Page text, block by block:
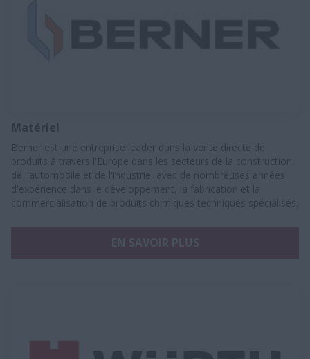
Matériel
Berner est une entreprise leader dans la vente directe de
produits à travers l'Europe dans les secteurs de la construction,
de l'automobile et de l'industrie, avec de nombreuses années
d'expérience dans le développement, la fabrication et la
commercialisation de produits chimiques techniques spécialisés.